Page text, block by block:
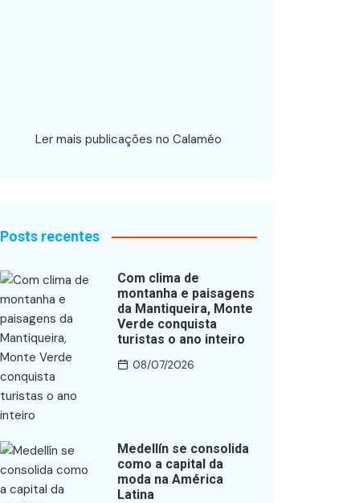
Ler mais publicações no Calaméo
Posts recentes
Com clima de
montanha e paisagens
da Mantiqueira, Monte
Verde conquista
turistas o ano inteiro
08/07/2026
Medellín se consolida
como a capital da
moda na América
Latina